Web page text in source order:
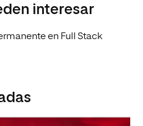
interesar
en Full Stack